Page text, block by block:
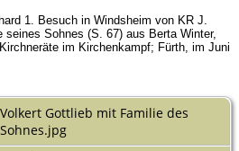
1. Besuch in Windsheim von KR J.
Sohnes (S. 67) aus Berta Winter,
im Kirchenkampf; Fürth, im Juni
Volkert Gottlieb mit Familie des
Sohnes.jpg